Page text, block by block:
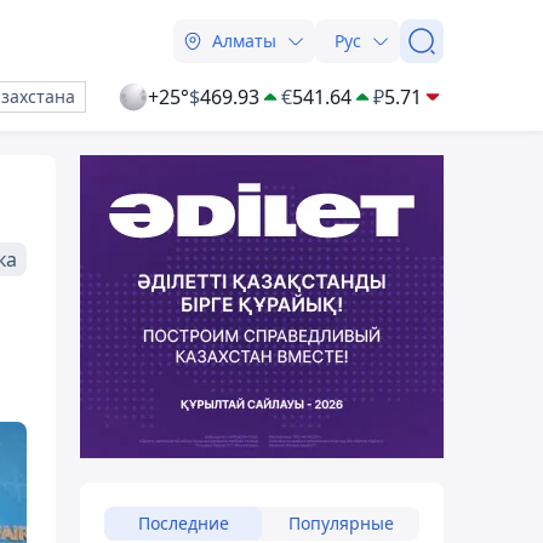
Алматы Рус
+25°$469.93 €541.64 ₽5.71
Последние Популярные